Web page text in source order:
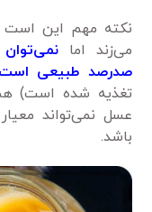
نکته مهم این است
می‌زند اما
صدرصد طبیعی است
تغذیه شده است)
عسل نمی‌تواند
باشد.